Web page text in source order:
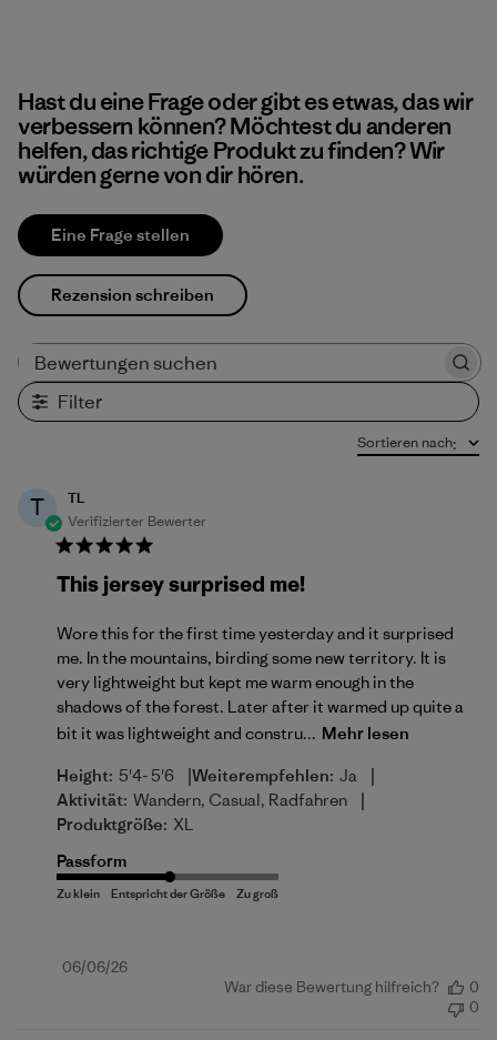
Hast du eine Frage oder gibt es etwas, das wir
verbessern können? Möchtest du anderen
helfen, das richtige Produkt zu finden? Wir
würden gerne von dir hören.
Eine Frage stellen
Rezension schreiben
Filter
Sortieren nach:
T
TL
Verifizierter Bewerter
This jersey surprised me!
Wore this for the first time yesterday and it surprised
me. In the mountains, birding some new territory. It is
very lightweight but kept me warm enough in the
shadows of the forest. Later after it warmed up quite a
bit it was lightweight and constru... Mehr lesen
Height: 5'4- 5'6 |Weiterempfehlen: Ja |
Aktivität: Wandern, Casual, Radfahren |
Produktgröße: XL
Passform
Veröffentlichungsdatum
06/06/26
War diese Bewertung hilfreich?
0
0